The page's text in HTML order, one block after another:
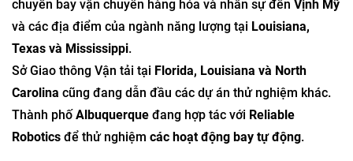
chuyến bay vận chuyển hàng hóa và nhân sự đến Vịnh Mỹ
và các địa điểm của ngành năng lượng tại Louisiana,
Texas và Mississippi.
Sở Giao thông Vận tải tại Florida, Louisiana và North
Carolina cũng đang dẫn đầu các dự án thử nghiệm khác.
Thành phố Albuquerque đang hợp tác với Reliable
Robotics để thử nghiệm các hoạt động bay tự động.